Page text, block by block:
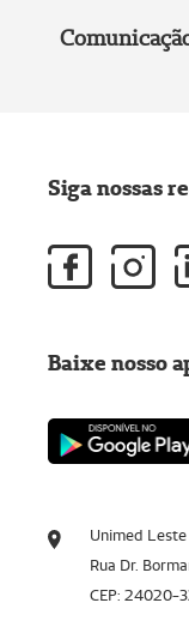
Unimed
Rua Dr.
CEP: 24020-
Siga nossas
Baixe nosso